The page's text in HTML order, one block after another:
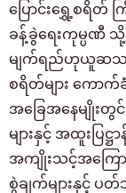
ပြောင်းရွှေ့စရိတ် က
ခန့်ခွဲရေးကုမ္ပဏီ
မျက်ရည်ဟုယူဆသည့်
စရိတ်များ ကော
အခြေအနေမျိုးတွ
များနှင့် အထူးပြဋ္
အကျိုးသင့်အကြေ
စွဲချက်များနှင့် ပ